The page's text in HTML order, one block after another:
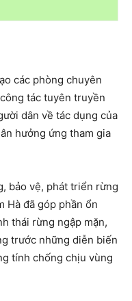
các phòng chuyên
tác tuyên truyền
dân về tác dụng của
hưởng ứng tham gia
bảo vệ, phát triển rừng
Hà đã góp phần ổn
thái rừng ngập mặn,
trước những diễn biến
tính chống chịu vùng